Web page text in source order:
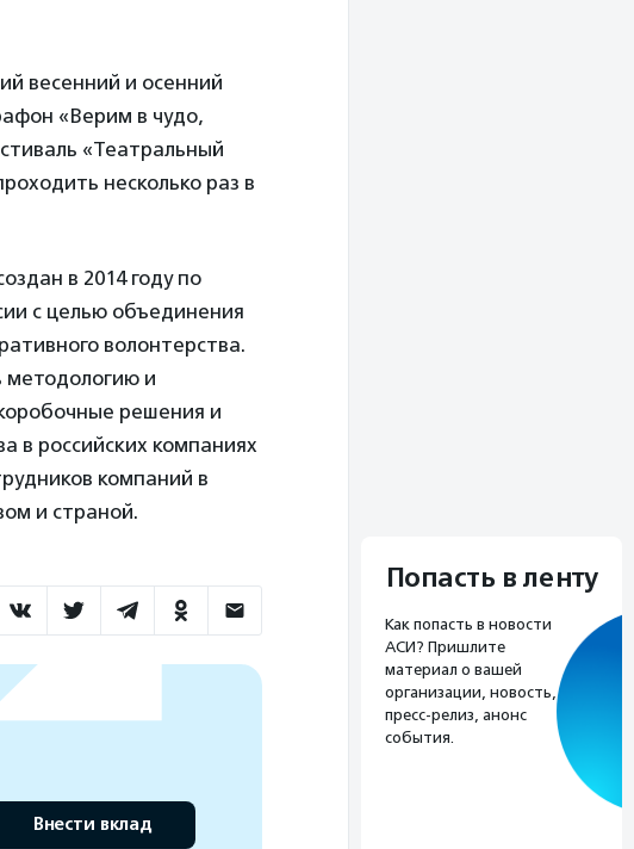
весенний и осенний
«Верим в чудо,
«Театральный
несколько раз в
в 2014 году по
с целью объединения
волонтерства.
методологию и
решения и
в российских компаниях
компаний в
и страной.
Внести вклад
Попасть в ленту
Как попасть в новости
АСИ? Пришлите
материал о вашей
организации, новость,
пресс-релиз, анонс
события.